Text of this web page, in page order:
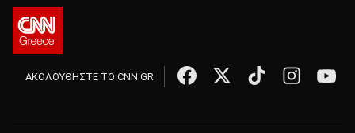
ΑΚΟΛΟΥΘΗΣΤΕ ΤΟ CNN.GR